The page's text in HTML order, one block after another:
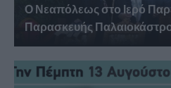
Ο Νεαπόλεως στο Ιερό
Παρασκευής